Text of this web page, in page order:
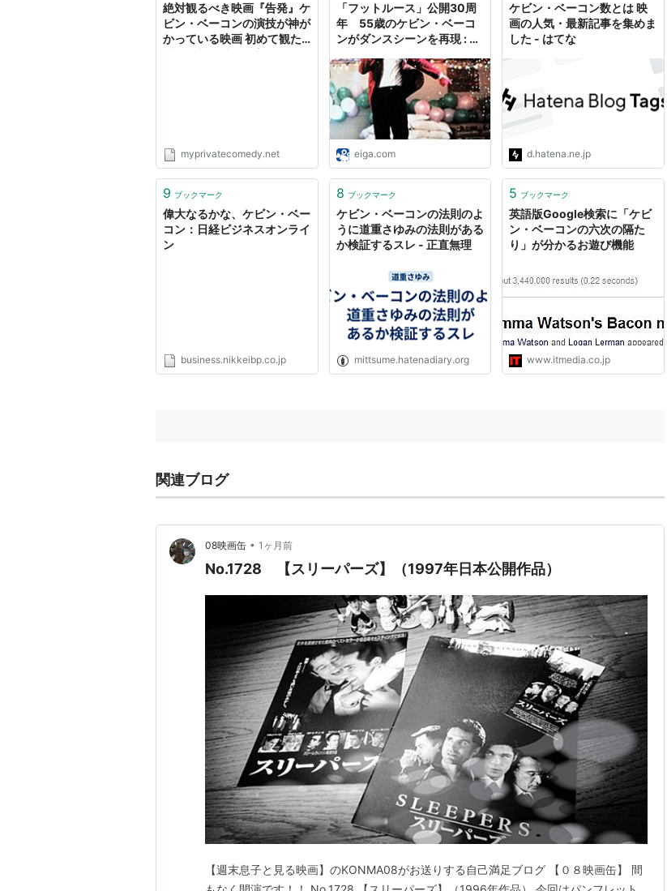
絶対観るべき映画『告発』ケ
ビン・ベーコンの演技が神が
かっている映画 初めて観た
myprivatecomedy.net
「フットルース」公開30周
年 55歳のケビン・ベーコ
ンがダンスシーンを再現 : 映
eiga.com
ケビン・ベーコン数とは 映
画の人気・最新記事を集めま
した - はてな
d.hatena.ne.jp
9 ブックマーク
偉大なるかな、ケビン・ベー
コン：日経ビジネスオンライ
ン
business.nikkeibp.co.jp
8 ブックマーク
ケビン・ベーコンの法則のよ
うに道重さゆみの法則がある
か検証するスレ - 正直無理
mittsume.hatenadiary.org
5 ブックマーク
英語版Google検索に「ケビ
ン・ベーコンの六次の隔た
り」が分かるお遊び機能
www.itmedia.co.jp
関連ブログ
08映画缶 • 1ヶ月前
No.1728 【スリーパーズ】（1997年日本公開作品）
【週末息子と見る映画】のKONMA08がお送りする自己満足ブログ 【０８映画缶】 間